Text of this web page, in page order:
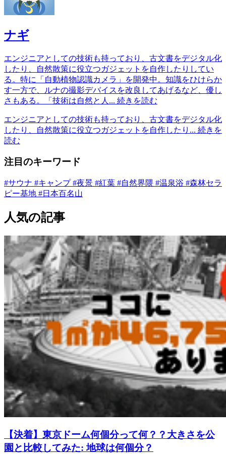
ナギ
エンジニアとしての技術も持っており、古文書をデジタル化
したり、自然散策に役立つガジェットを自作したりしてい
る。特に「自動植物認識カメラ」を開発中。知識をひけらか
す一方で、ルナの撮影デバイスを改良してあげるなど、優し
さもある。「技術は自然と人... 続きを読む
エンジニアとしての技術も持っており、古文書をデジタル化
したり、自然散策に役立つガジェットを自作したり... 続きを
読む
注目のキーワード
#サウナ #キャンプ#夜景 #紅葉 #自然界隈 #温泉浴 #森林セラ
ピー基地 #日本百名山
人気の記事
【決着】東京ドーム何個分って何？？大きさを公
園と比較してみた: 地球は何個分？